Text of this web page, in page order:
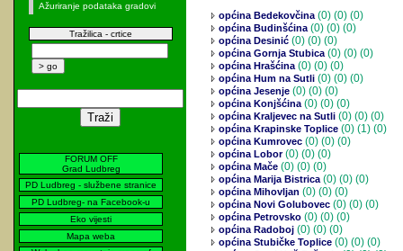
Ažuriranje podataka gradovi
Tražilica - crtice
FORUM OFF
Grad Ludbreg
PD Ludbreg - službene stranice
PD Ludbreg- na Facebook-u
Eko vijesti
Mapa weba
općina Bedekovčina(0) (0) (0)
općina Budinšćina(0) (0) (0)
općina Desinić (0) (0) (0)
općina Gornja Stubica(0) (0) (0)
općina Hrašćina(0) (0) (0)
općina Hum na Sutli (0) (0) (0)
općina Jesenje (0) (0) (0)
općina Konjšćina(0) (0) (0)
općina Kraljevec na Sutli (0) (0) (0)
općina Krapinske Toplice (0) (1) (0)
općina Kumrovec (0) (0) (0)
općina Lobor(0) (0) (0)
općina Mače (0) (0) (0)
općina Marija Bistrica(0) (0) (0)
općina Mihovljan (0) (0) (0)
općina Novi Golubovec (0) (0) (0)
općina Petrovsko (0) (0) (0)
općina Radoboj (0) (0) (0)
općina Stubičke Toplice (0) (0) (0)